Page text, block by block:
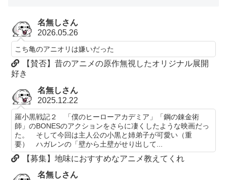
名無しさん
2026.05.26
こち亀のアニオリは嫌いだった
【賛否】昔のアニメの原作無視したオリジナル展開
好き
名無しさん
2025.12.22
羅小黒戦記２ 「僕のヒーローアカデミア」「鋼の錬金術
師」のBONESのアクションをさらに凄くしたような映画だっ
た。 そして今回は主人公の小黒と姉弟子が可愛い（重
要） ハガレンの「壁から土壁がせり出して...
【募集】地味におすすめなアニメ教えてくれ
名無しさん